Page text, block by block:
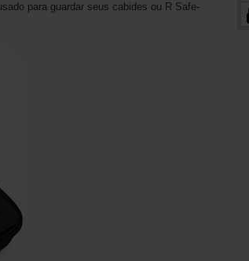
para guardar seus cabides ou R Safe-